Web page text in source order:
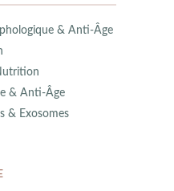
& Anti-Âge
& Anti-Âge
& Exosomes